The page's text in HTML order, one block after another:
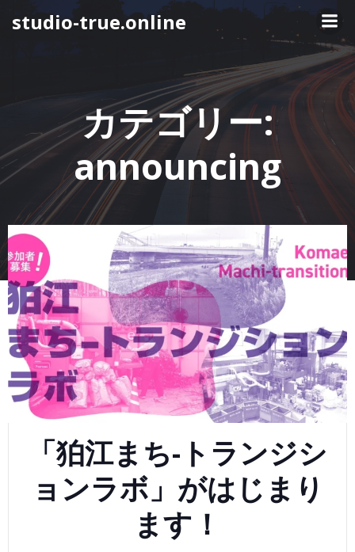
ン
ツ
へ
ス
キ
ッ
プ
studio-true.online
カテゴリー:
announcing
「狛江まち-トランジシ
ョンラボ」がはじまり
ます！